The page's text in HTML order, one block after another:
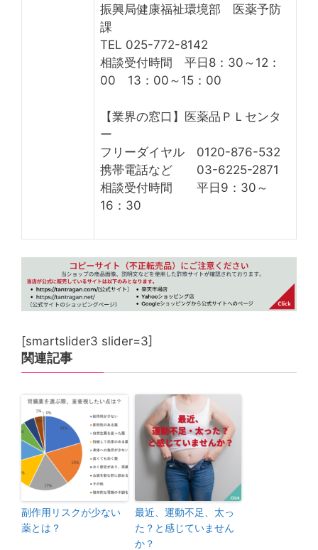
振興局健康福祉環境部 医薬予防
課
TEL 025-772-8142
相談受付時間 平日8：30～12：
00 13：00～15：00
【業界の窓口】医薬品ＰＬセンタ
ー
フリーダイヤル 0120-876-532
携帯電話など 03-6225-2871
相談受付時間 平日9：30～
16：30
[smartslider3 slider=3]
関連記事
副作用リスクが少ない
薬とは？
最近、運動不足、太っ
た？と感じていません
か？